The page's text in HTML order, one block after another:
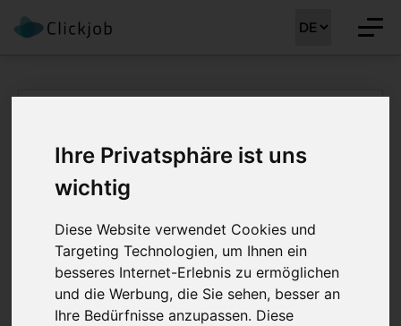
Ihre Privatsphäre ist uns
wichtig
Diese Website verwendet Cookies und
Targeting Technologien, um Ihnen ein
besseres Internet-Erlebnis zu ermöglichen
und die Werbung, die Sie sehen, besser an
Ihre Bedürfnisse anzupassen. Diese
und
Jugendpsychiatrie
(m/w/d) - Bewerben